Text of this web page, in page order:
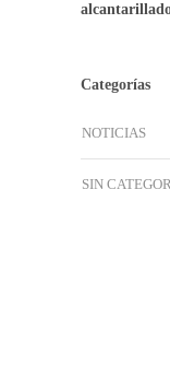
Categorías
NOTICIAS
SIN